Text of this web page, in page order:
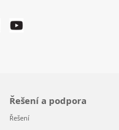
Řešení a podpora
Řešení